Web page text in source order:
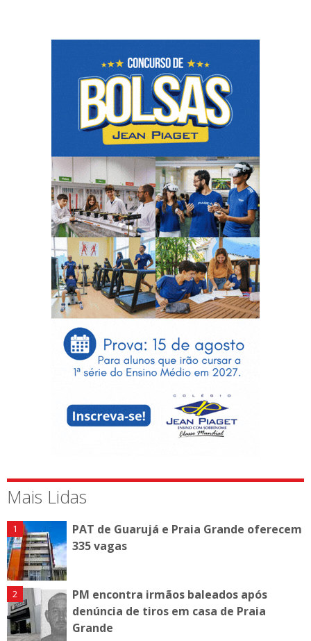
Mais Lidas
PAT de Guarujá e Praia Grande oferecem
335 vagas
PM encontra irmãos baleados após
denúncia de tiros em casa de Praia
Grande